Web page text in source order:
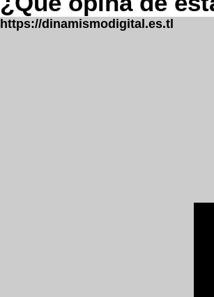
https://dinamismodigital.es.tl